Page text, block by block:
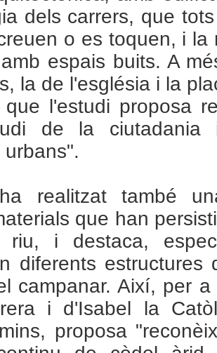
dels carrers, que
o es toquen, i
amb espais buits. A
la de l'església i la
l'estudi proposa
de la ciutadania
realitzat també
que han
riu, i destaca,
diferents
campanar. Així, per
i d'Isabel la
proposa